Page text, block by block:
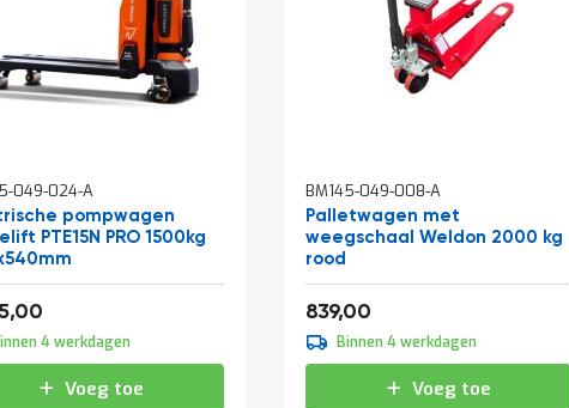
049-024-A
pompwagen
PTE15N PRO 1500kg
4 werkdagen
Voeg toe
BM145-049-008-A
Palletwagen met
weegschaal Weldon 2000 kg
rood
839,00
Binnen 4 werkdagen
Voeg toe